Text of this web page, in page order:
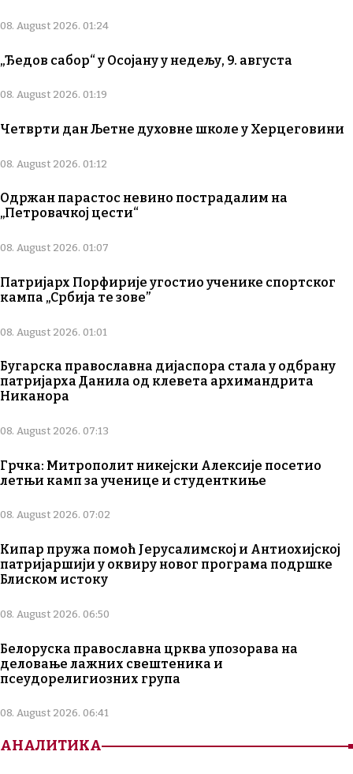
08. August 2026. 01:24
„Ђедов сабор“ у Осојану у недељу, 9. августа
08. August 2026. 01:19
Четврти дан Љетне духовне школе у Херцеговини
08. August 2026. 01:12
Одржан парастос невино пострадалим на
„Петровачкој цести“
08. August 2026. 01:07
Патријарх Порфирије угостио ученике спортског
кампа „Србија те зове”
08. August 2026. 01:01
Бугарска православна дијаспора стала у одбрану
патријарха Данила од клевета архимандрита
Никанора
08. August 2026. 07:13
Грчка: Митрополит никејски Алексије посетио
летњи камп за ученице и студенткиње
08. August 2026. 07:02
Кипар пружа помоћ Јерусалимској и Антиохијској
патријаршији у оквиру новог програма подршке
Блиском истоку
08. August 2026. 06:50
Белоруска православна црква упозорава на
деловање лажних свештеника и
псеудорелигиозних група
08. August 2026. 06:41
АНАЛИТИКА